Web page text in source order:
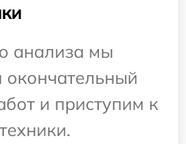
анализа мы
окончательный
и приступим к